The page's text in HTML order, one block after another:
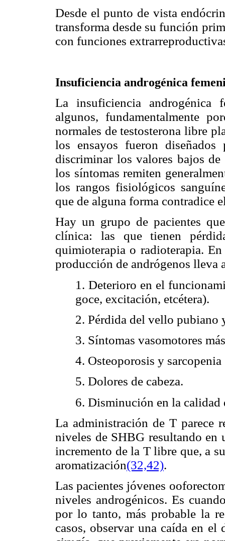
Desde el punto de vista
transforma desde su función
con funciones
Insuficiencia androgénica
La insuficiencia androgénica
algunos, fundamentalmente
normales de testosterona libre
los ensayos fueron
discriminar los valores bajos
los síntomas remiten
los rangos fisiológicos
que de alguna forma contradice
Hay un grupo de pacientes
clínica: las que tienen
quimioterapia o radioterapia.
producción de andrógenos lleva
1. Deterioro en el
goce, excitación, etcétera).
2. Pérdida del vello pubiano
3. Síntomas vasomotores
4. Osteoporosis y
5. Dolores de cabeza.
6. Disminución en la calidad
La administración de T parece
niveles de SHBG resultando
incremento de la T libre que, a
aromatización(32,42).
Las pacientes jóvenes
niveles androgénicos. Es
por lo tanto, más probable la
casos, observar una caída en